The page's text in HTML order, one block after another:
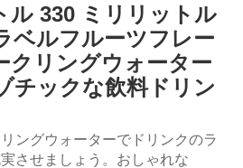
ル 330 ミリリットル
ベルフルーツフレー
クリングウォーター
チックな飲料ドリン
ングウォーターでドリンクのラ
させましょう。おしゃれな